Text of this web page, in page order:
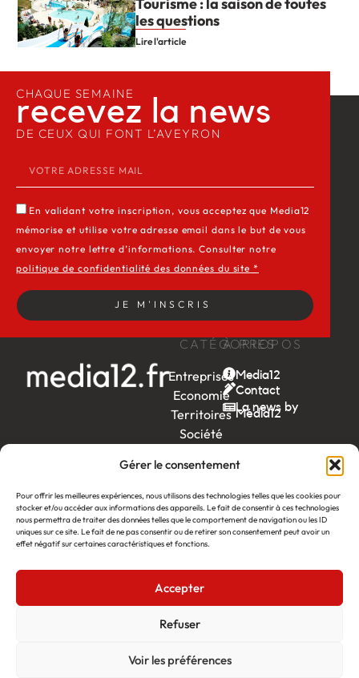
Gérer le consentement
Pour offrir les meilleures expériences, nous utilisons des technologies telles que les cookies pour
stocker et/ou accéder aux informations des appareils. Le fait de consentir à ces technologies
nous permettra de traiter des données telles que le comportement de navigation ou les ID
uniques sur ce site. Le fait de ne pas consentir ou de retirer son consentement peut avoir un
effet négatif sur certaines caractéristiques et fonctions.
Accepter
Refuser
Voir les préférences
les questions
Lire l'article
CATÉGORIES
Entreprises
Economie
Territoires
Société
end
Ambition
by EDF
itw
by
Léa
À PROPOS
Media12
Contact
La news by
Média12
CHAQUE SEMAINE
recevez la news​
DE CEUX QUI FONT L’AVEYRON
En validant votre inscription, vous acceptez que Media12
mémorise et utilise votre adresse email dans le but de vous
envoyer notre lettre d’informations. Consulter notre
politique de confidentialité des données du site *
JE M'INSCRIS